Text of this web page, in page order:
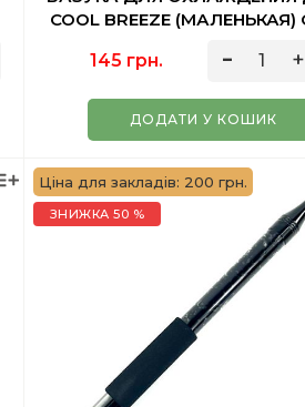
COOL BREEZE (МАЛЕНЬКАЯ)
145 грн.
ДОДАТИ У КОШИК
Ціна для закладів: 200 грн.
ЗНИЖКА 50 %